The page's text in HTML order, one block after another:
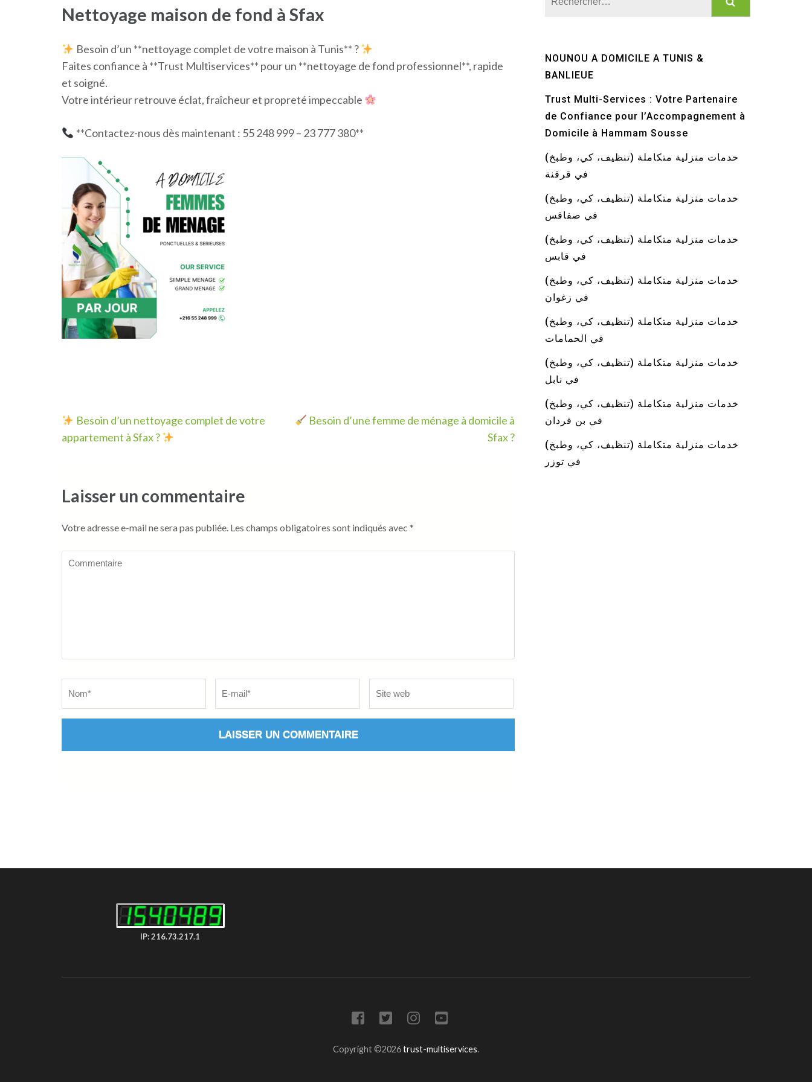
Nettoyage maison de fond à Sfax
Besoin d’un **nettoyage complet de votre maison à Tunis** ?
Faites confiance à **Trust Multiservices** pour un **nettoyage de fond professionnel**, rapide
et soigné.
Votre intérieur retrouve éclat, fraîcheur et propreté impeccable
**Contactez-nous dès maintenant : 55 248 999 – 23 777 380**
Navigation
de
Besoin d’un nettoyage complet de votre
appartement à Sfax ?
Besoin d’une femme de ménage à domicile à
Sfax ?
Laisser un commentaire
Votre adresse e-mail ne sera pas publiée. Les champs obligatoires sont indiqués avec *
Commentaire
NOUNOU A DOMICILE A TUNIS &
BANLIEUE
Trust Multi-Services : Votre Partenaire
de Confiance pour l’Accompagnement à
Domicile à Hammam Sousse
خدمات منزلية متكاملة (تنظيف، كي، وطبخ)
في قرقنة
خدمات منزلية متكاملة (تنظيف، كي، وطبخ)
في صفاقس
خدمات منزلية متكاملة (تنظيف، كي، وطبخ)
في قابس
خدمات منزلية متكاملة (تنظيف، كي، وطبخ)
في زغوان
خدمات منزلية متكاملة (تنظيف، كي، وطبخ)
في الحمامات
خدمات منزلية متكاملة (تنظيف، كي، وطبخ)
في نابل
خدمات منزلية متكاملة (تنظيف، كي، وطبخ)
في بن قردان
خدمات منزلية متكاملة (تنظيف، كي، وطبخ)
في توزر
IP: 216.73.217.1
Copyright ©2026trust-multiservices.